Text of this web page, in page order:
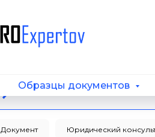
Образцы документов
Документ Юридический